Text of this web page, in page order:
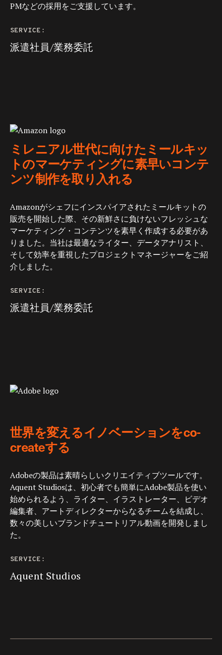
PMなどの採用をご支援しています。
SERVICE:
派遣社員/業務委託
ミレニアル世代に向けたミールキッ
トのマーケティングに素早いコンテ
ンツ制作を取り入れる
Amazonがシェフにインスパイアされたミールキットの
販売を開始した際、その新鮮さに負けないフレッシュな
マーケティング・コンテンツを素早く作成する必要があ
りました。当社は最適なライター、データアナリスト、
そして効率を重視したプロジェクトマネージャーをご紹
介しました。
SERVICE:
派遣社員/業務委託
世界を変えるイノベーションをco-
createする
Adobeの製品は素晴らしいクリエイティブツールです。
Aquent Studiosは、初心者でも簡単にAdobe製品を使い
始められるよう、ライター、イラストレーター、ビデオ
編集者、アートディレクターからなるチームを結成し、
数々の美しいブランドチュートリアル動画を開発しまし
た。
SERVICE:
Aquent Studios